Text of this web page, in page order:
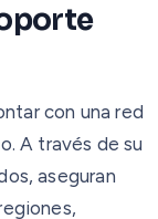
con una red
A través de su
aseguran